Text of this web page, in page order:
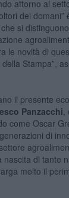
attorno al
del
si
le novità di
della Stampa”,
il presente
Panzacchi
come Oscar
di
nascita di tante
molto il